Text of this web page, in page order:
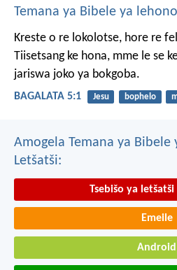
Temana ya Bibele ya lehono
Kreste o re lokolotse, hore re
Tiisetsang ke hona, mme le se
jariswa joko ya bokgoba.
BAGALATA 5:1 Jesu bophelo
Amogela Temana ya Bibele
Letšatši:
Tsebišo ya
Emeile
Android